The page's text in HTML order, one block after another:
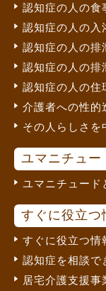
認知症の人の食
認知症の人の入
認知症の人の排
認知症の人の排
認知症の人の住
介護者への性的
その人らしさを
ユマニチュー
ユマニチュード
すぐに役立つ
すぐに役立つ情
認知症を相談で
居宅介護支援事